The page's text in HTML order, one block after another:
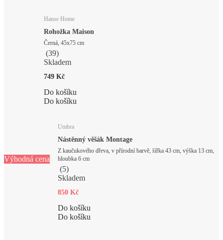
Hanse Home
Rohožka Maison
Černá, 45x75 cm
(39)
Skladem
749 Kč
Do košíku
Do košíku
Výhodná cena
Umbra
Nástěnný věšák Montage
Z kaučukového dřeva, v přírodní barvě, šířka 43 cm, výška 13 cm,
hloubka 6 cm
(5)
Skladem
850 Kč
Do košíku
Do košíku